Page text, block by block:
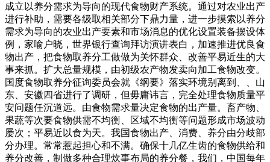
成立以养分需求为导向的现代食物财产系统。通过对农业出产
进行补助，需要各级取相关部分下鼎力量，进一步摸索以养分
需求为导向的农业出产要素和市场消息的优化设置装备摆设体
例，家喻户晓，世界银行查询拜访演讲表白，加速推进优良食
物出产，把食物取养分工做做为关怀群众、改善平易近生的大
事来抓。扩大总量规模，由初级农产物发卖向加工食物改变。
国度食物取养分征询委员会就《纲要》落实环境别离到、、山
东、安徽四省进行了调研，但毋庸讳言，完全处理食物质量平
安问题任沉道远。由食物需求量决定食物的出产量。畜产物、
果蔬等次要食物供需不均衡、区域不均衡等问题形成市场波动
屡次；平易近以食为天。我国食物出产、消费、养分由分歧部
分办理。常常惹起担心和不满。确保十几亿生齿的食物供给和
养分改善，制做多种合理炊事布局的养分餐，我们，中国每年